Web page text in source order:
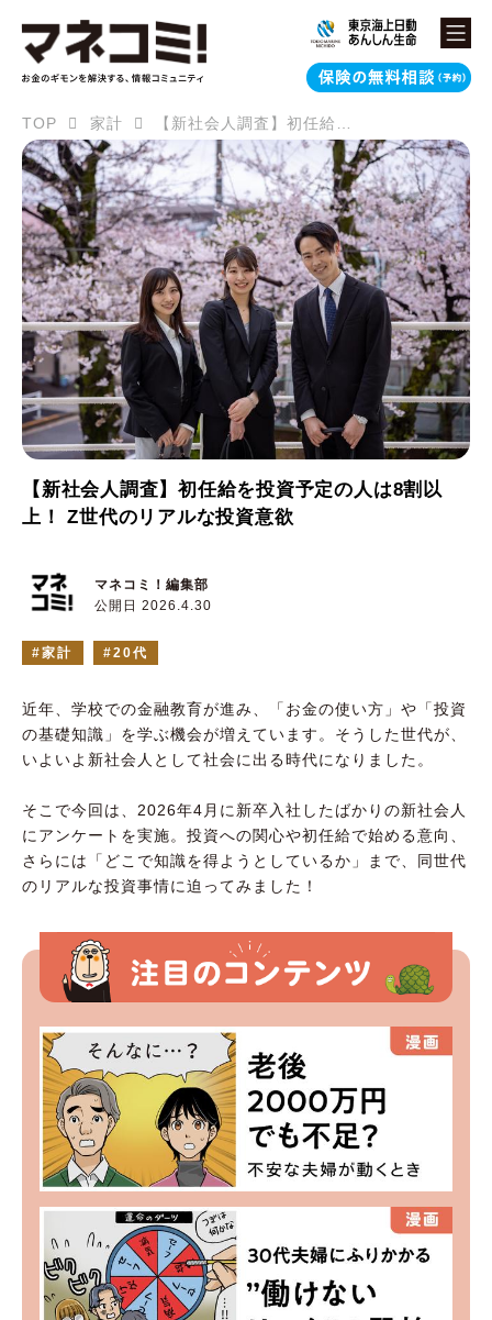
TOP 家計 【新社会人調査】初任給を投資予定の人は8割以上！ Z世代のリアルな投資意欲
【新社会人調査】初任給を投資予定の人は8割以
上！ Z世代のリアルな投資意欲
公開日 2026.4.30
マネコミ！編集部
家計 20代
近年、学校での金融教育が進み、「お金の使い方」や「投資
の基礎知識」を学ぶ機会が増えています。そうした世代が、
いよいよ新社会人として社会に出る時代になりました。⠀
そこで今回は、2026年4月に新卒入社したばかりの新社会人
にアンケートを実施。投資への関心や初任給で始める意向、
さらには「どこで知識を得ようとしているか」まで、同世代
のリアルな投資事情に迫ってみました！